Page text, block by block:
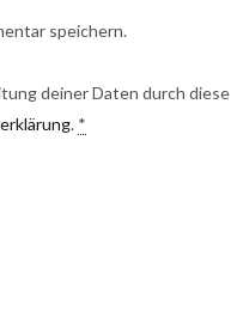
speichern.
deiner Daten durch diese
. *